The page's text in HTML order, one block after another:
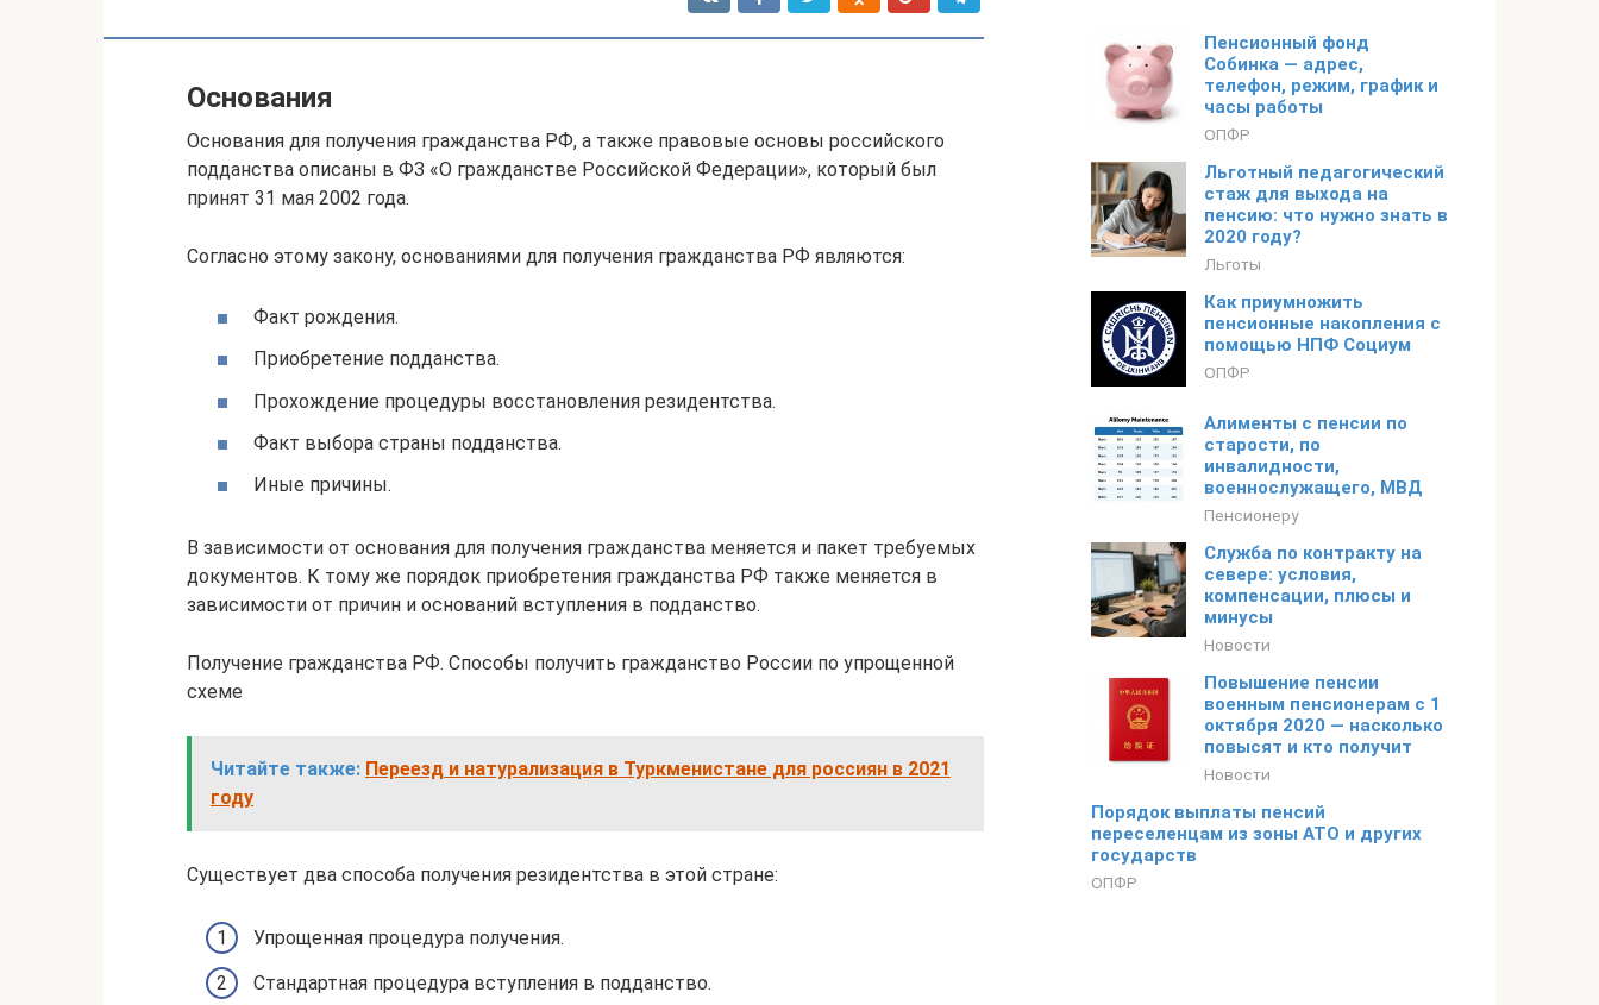
Основания
Основания для получения гражданства РФ, а также правовые основы российского
подданства описаны в ФЗ «О гражданстве Российской Федерации», который был
принят 31 мая 2002 года.
Согласно этому закону, основаниями для получения гражданства РФ являются:
Факт рождения.
Приобретение подданства.
Прохождение процедуры восстановления резидентства.
Факт выбора страны подданства.
Иные причины.
В зависимости от основания для получения гражданства меняется и пакет требуемых
документов. К тому же порядок приобретения гражданства РФ также меняется в
зависимости от причин и оснований вступления в подданство.
Получение гражданства РФ. Способы получить гражданство России по упрощенной
схеме
Читайте также: Переезд и натурализация в Туркменистане для россиян в 2021
году
Существует два способа получения резидентства в этой стране:
Упрощенная процедура получения.
Стандартная процедура вступления в подданство.
Пенсионный фонд
Собинка — адрес,
телефон, режим, график и
часы работы
ОПФР
Льготный педагогический
стаж для выхода на
пенсию: что нужно знать в
2020 году?
Льготы
Как приумножить
пенсионные накопления с
помощью НПФ Социум
ОПФР
Алименты с пенсии по
старости, по
инвалидности,
военнослужащего, МВД
Пенсионеру
Служба по контракту на
севере: условия,
компенсации, плюсы и
минусы
Новости
Повышение пенсии
военным пенсионерам с 1
октября 2020 — насколько
повысят и кто получит
Новости
Порядок выплаты пенсий
переселенцам из зоны АТО и других
государств
ОПФР